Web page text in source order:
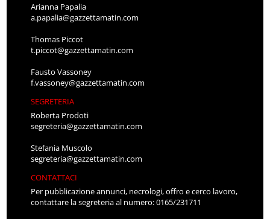
Arianna Papalia
a.papalia@gazzettamatin.com
Thomas Piccot
t.piccot@gazzettamatin.com
Fausto Vassoney
f.vassoney@gazzettamatin.com
SEGRETERIA
Roberta Prodoti
segreteria@gazzettamatin.com
Stefania Muscolo
segreteria@gazzettamatin.com
CONTATTACI
Per pubblicazione annunci, necrologi, offro e cerco lavoro,
contattare la segreteria al numero: 0165/231711